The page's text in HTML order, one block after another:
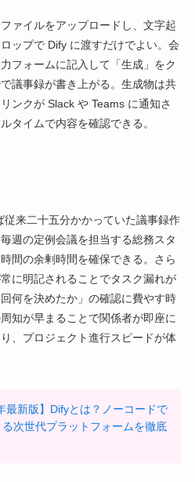
ァイルをアップロードし、文字起
ップで Dify に渡すだけでよい。会
フォームに記入して「生成」をク
議事録が書き上がる。生成物は共
ンクが Slack や Teams に通知さ
タイムで内容を確認できる。
来二十五分かかっていた議事録作
週の定例会議を担当する総務スタ
間の余剰時間を確保できる。さら
に明記されることでタスク漏れが
何を決めたか」の確認に費やす時
知が早まることで関係者が即座に
、プロジェクト進行スピードが体
最新版】Difyとは？ノーコードで
次世代プラットフォームを徹底